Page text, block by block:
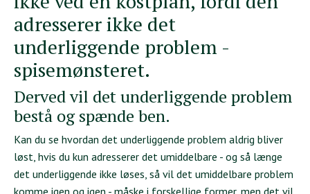
adresserer ikke det
underliggende problem -
spisemønsteret.
Derved vil det underliggende problem
bestå og spænde ben.
Kan du se hvordan det underliggende problem aldrig bliver
løst, hvis du kun adresserer det umiddelbare - og så længe
det underliggende ikke løses, så vil det umiddelbare problem